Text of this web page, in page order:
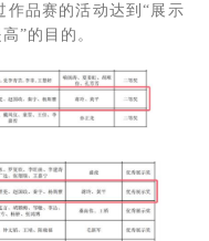
品赛的活动达到“展示
”的目的。